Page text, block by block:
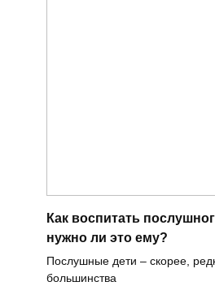
Как воспитать
нужно ли это ему?
Послушные дети – скорее,
большинства